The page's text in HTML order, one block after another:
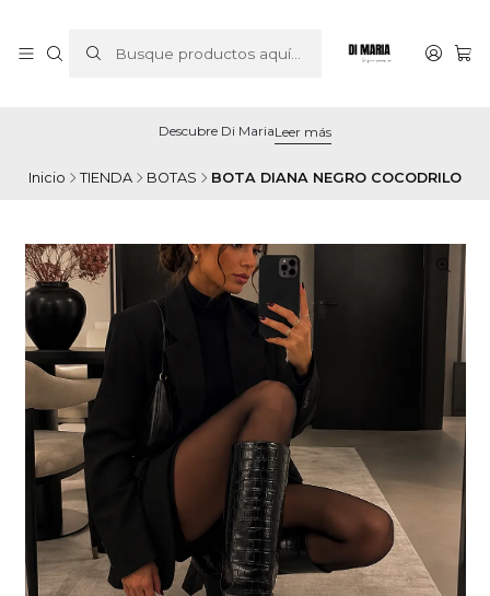
Descubre Di MariaLeer más
Inicio TIENDA BOTAS BOTA DIANA NEGRO COCODRILO